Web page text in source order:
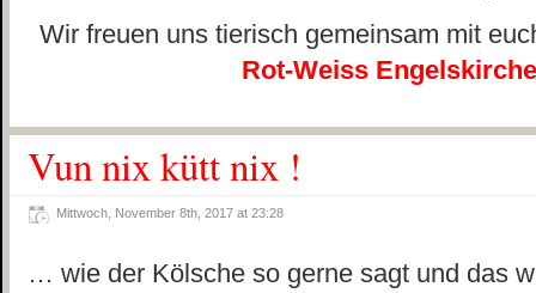
Wir freuen uns tierisch gemeinsam mit
Rot-Weiss
Vun nix kütt nix !
Mittwoch, November 8th, 2017 at 23:28
… wie der Kölsche so gerne sagt und das